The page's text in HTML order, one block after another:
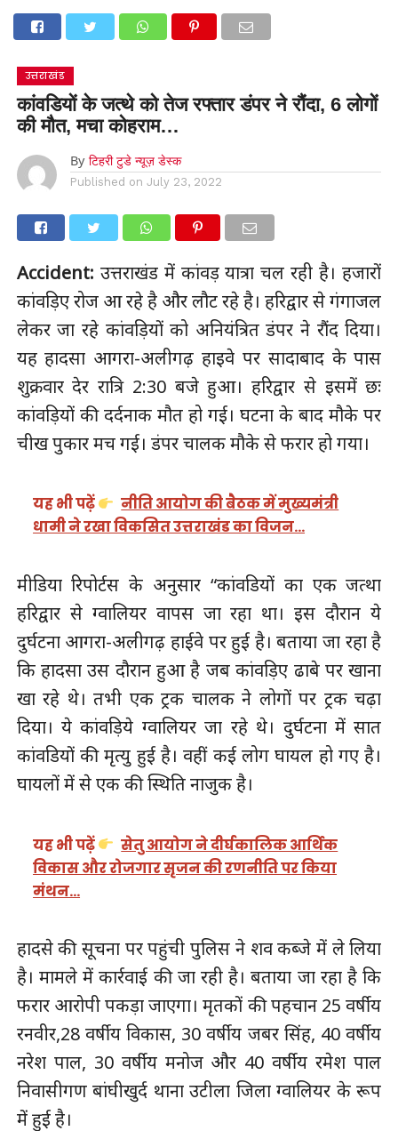
उत्तराखंड
कांवडियों के जत्थे को तेज रफ्तार डंपर ने रौंदा, 6 लोगों
की मौत, मचा कोहराम…
By टिहरी टुडे न्यूज़ डेस्क
Published on July 23, 2022
Accident: उत्तराखंड में कांवड़ यात्रा चल रही है। हजारों
कांवड़िए रोज आ रहे है और लौट रहे है। हरिद्वार से गंगाजल
लेकर जा रहे कांवड़ियों को अनियंत्रित डंपर ने रौंद दिया।
यह हादसा आगरा-अलीगढ़ हाइवे पर सादाबाद के पास
शुक्रवार देर रात्रि 2:30 बजे हुआ। हरिद्वार से इसमें छः
कांवड़ियों की दर्दनाक मौत हो गई। घटना के बाद मौके पर
चीख पुकार मच गई। डंपर चालक मौके से फरार हो गया।
यह भी पढ़ें
नीति आयोग की बैठक में मुख्यमंत्री
धामी ने रखा विकसित उत्तराखंड का विजन…
मीडिया रिपोर्टस के अनुसार “कांवडियों का एक जत्था
हरिद्वार से ग्वालियर वापस जा रहा था। इस दौरान ये
दुर्घटना आगरा-अलीगढ़ हाईवे पर हुई है। बताया जा रहा है
कि हादसा उस दौरान हुआ है जब कांवड़िए ढाबे पर खाना
खा रहे थे। तभी एक ट्रक चालक ने लोगों पर ट्रक चढ़ा
दिया। ये कांवड़िये ग्वालियर जा रहे थे। दुर्घटना में सात
कांवडियों की मृत्यु हुई है। वहीं कई लोग घायल हो गए है।
घायलों में से एक की स्थिति नाजुक है।
यह भी पढ़ें
सेतु आयोग ने दीर्घकालिक आर्थिक
विकास और रोजगार सृजन की रणनीति पर किया
मंथन…
हादसे की सूचना पर पहुंची पुलिस ने शव कब्जे में ले लिया
है। मामले में कार्रवाई की जा रही है। बताया जा रहा है कि
फरार आरोपी पकड़ा जाएगा। मृतकों की पहचान 25 वर्षीय
रनवीर,28 वर्षीय विकास, 30 वर्षीय जबर सिंह, 40 वर्षीय
नरेश पाल, 30 वर्षीय मनोज और 40 वर्षीय रमेश पाल
निवासीगण बांघीखुर्द थाना उटीला जिला ग्वालियर के रूप
में हुई है।